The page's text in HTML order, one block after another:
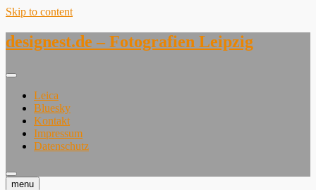
Skip to content
designest.de – Fotografien Leipzig
Leica
Bluesky
Kontakt
Impressum
Datenschutz
menu